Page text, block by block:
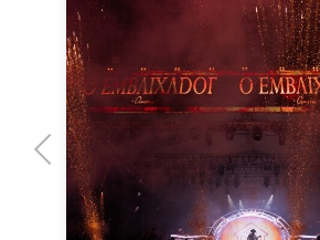
Previous